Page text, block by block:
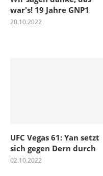
war's! 19 Jahre GNP1
20.10.2022
UFC Vegas 61: Yan setzt
sich gegen Dern durch
02.10.2022